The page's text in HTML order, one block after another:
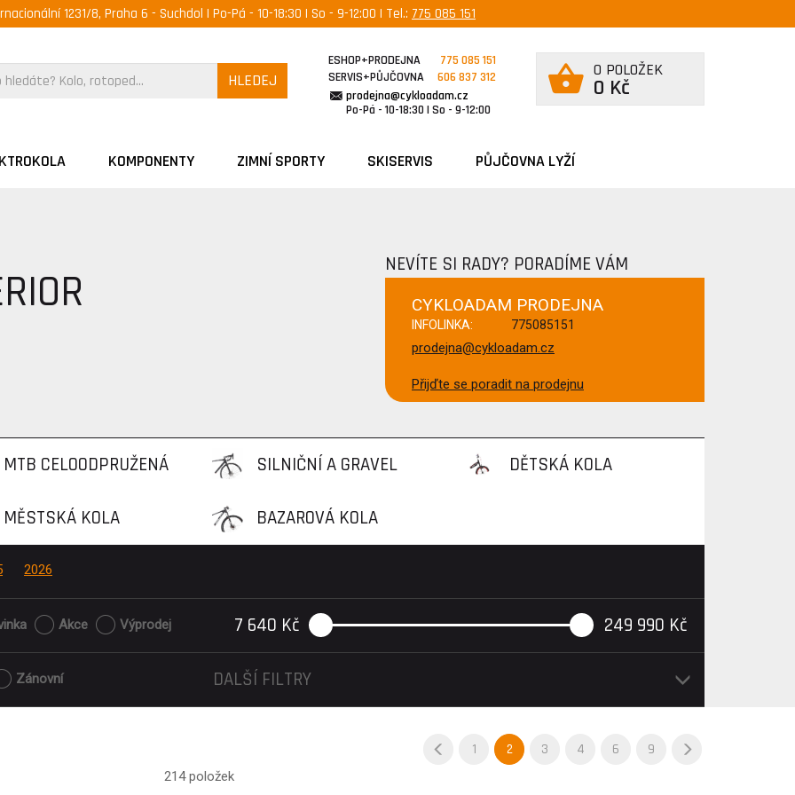
1231/8, Praha 6 - Suchdol | Po-Pá - 10-18:30 | So - 9-12:00 | Tel.: 775 085 151
HLEDEJ
ESHOP+PRODEJNA
775 085 151
SERVIS+PŮJČOVNA
606 837 312
prodejna@cykloadam.cz
Po-Pá - 10-18:30 | So - 9-12:00
0 POLOŽEK
0 Kč
KOMPONENTY ZIMNÍ SPORTY SKISERVIS PŮJČOVNA LYŽÍ
NEVÍTE SI RADY? PORADÍME VÁM
CYKLOADAM PRODEJNA
INFOLINKA: 775085151
prodejna@cykloadam.cz
Přijďte se poradit na prodejnu
MTB CELOODPRUŽENÁ SILNIČNÍ A GRAVEL
KOLA
DĚTSKÁ KOLA
MĚSTSKÁ KOLA BAZAROVÁ KOLA
2026
Akce Výprodej 7 640 Kč 249 990 Kč
Zánovní DALŠÍ FILTRY
1 2 3 4 6 9
214 položek